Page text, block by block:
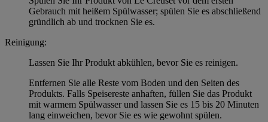
Gebrauch mit heißem Spülwasser; spülen Sie es abschließend
gründlich ab und trocknen Sie es.
Reinigung:
Lassen Sie Ihr Produkt abkühlen, bevor Sie es reinigen.
Entfernen Sie alle Reste vom Boden und den Seiten des
Produkts. Falls Speisereste anhaften, füllen Sie das Produkt
mit warmem Spülwasser und lassen Sie es 15 bis 20 Minuten
lang einweichen, bevor Sie es wie gewohnt spülen.